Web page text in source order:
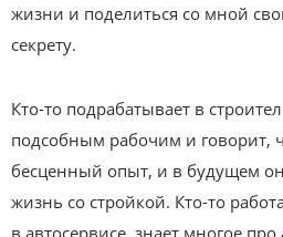
жизни и поделиться со мной
секрету.
Кто-то подрабатывает в
подсобным рабочим и говорит,
бесценный опыт, и в будущем он
жизнь со стройкой. Кто-то
в автосервисе, знает многое